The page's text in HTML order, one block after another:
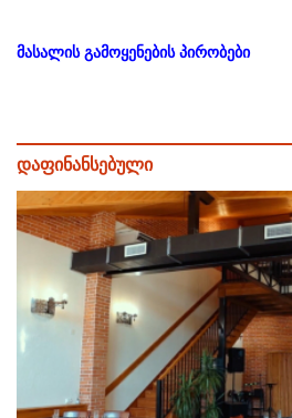
მასალის გამოყენების პირობები
დაფინანსებული